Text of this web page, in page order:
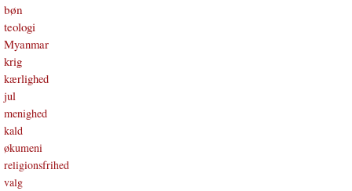
bøn
teologi
Myanmar
krig
kærlighed
jul
menighed
kald
økumeni
religionsfrihed
valg